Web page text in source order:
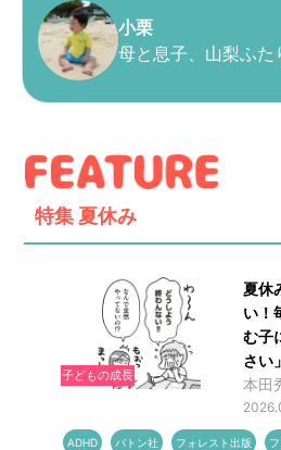
小栗
母と息子、山梨ふた
特集 夏休み
子どもの成長
夏休
い！
む子
さい
本田
ADHD バトン社 フォレスト出版